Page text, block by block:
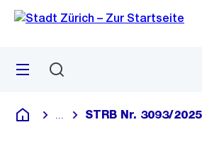
Navigation
Sprunglink
Menü
Deutsch
Blende alle Breadcrumbs ein
STRB Nr. 3093/2025